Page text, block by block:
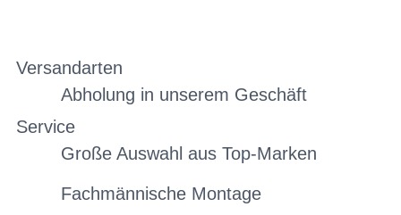
Versandarten
Abholung in unserem Geschäft
Service
Große Auswahl aus Top-Marken
Fachmännische Montage